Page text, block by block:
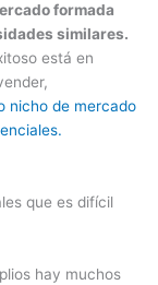
formada
similares.
está en
nicho de mercado
que es difícil
hay muchos